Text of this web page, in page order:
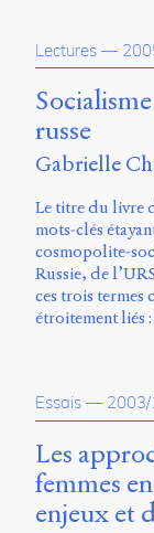
Lectures —
russe
Gabrielle
Le titre du livre
mots-clés
cosmopolite-
Russie, de
ces trois termes
étroitement liés
Essais —
Les
femmes
enjeux et